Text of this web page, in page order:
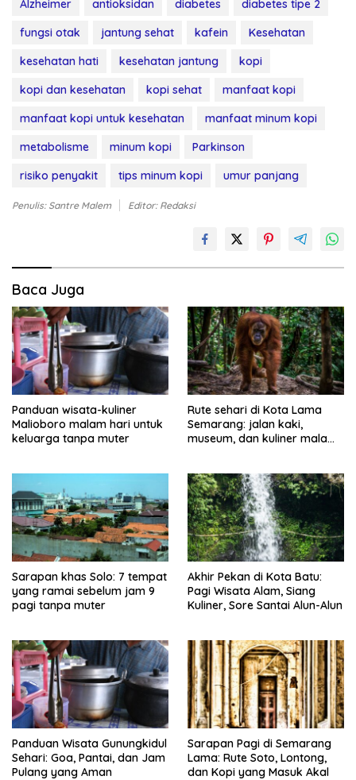
Alzheimer antioksidan diabetes
diabetes tipe 2
fungsi otak
jantung sehat kafein
Kesehatan
kesehatan hati
kesehatan jantung
kopi
kopi dan kesehatan
kopi sehat
manfaat kopi
manfaat kopi untuk kesehatan
manfaat minum kopi
metabolisme
minum kopi
Parkinson
risiko penyakit
tips minum kopi umur panjang
Penulis: Santre Malem Editor: Redaksi
Baca Juga
Panduan wisata-kuliner
Malioboro malam hari untuk
keluarga tanpa muter
Rute sehari di Kota Lama
Semarang: jalan kaki,
museum, dan kuliner malam
Sarapan khas Solo: 7 tempat
yang ramai sebelum jam 9
pagi tanpa muter
Akhir Pekan di Kota Batu:
Pagi Wisata Alam, Siang
Kuliner, Sore Santai Alun-Alun
Panduan Wisata Gunungkidul
Sehari: Goa, Pantai, dan Jam
Pulang yang Aman
Sarapan Pagi di Semarang
Lama: Rute Soto, Lontong,
dan Kopi yang Masuk Akal